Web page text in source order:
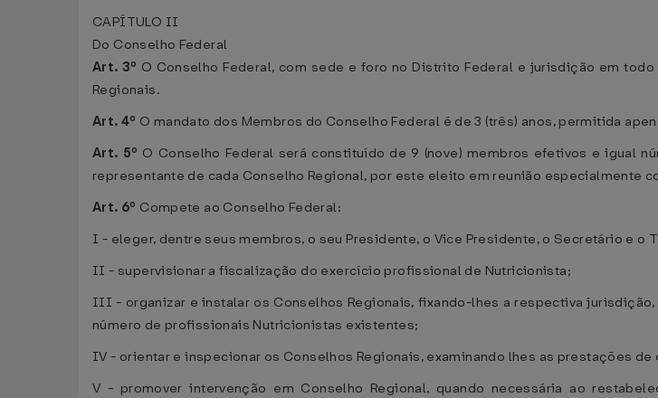
CAPÍTULO II
Do Conselho Federal
Art. 3º O Conselho Federal, com sede e foro no Distrito Federal e jurisdição em
Regionais.
Art. 4º O mandato dos Membros do Conselho Federal é de 3 (três) anos, permitida
Art. 5º O Conselho Federal será constituído de 9 (nove) membros efetivos e igual
representante de cada Conselho Regional, por este eleito em reunião especialmente
Art. 6º Compete ao Conselho Federal:
I - eleger, dentre seus membros, o seu Presidente, o Vice Presidente, o Secretário e o
II - supervisionar a fiscalização do exercício profissional de Nutricionista;
III - organizar e instalar os Conselhos Regionais, fixando-lhes a respectiva
número de profissionais Nutricionistas existentes;
IV - orientar e inspecionar os Conselhos Regionais, examinando lhes as prestações de
V - promover intervenção em Conselho Regional, quando necessária ao